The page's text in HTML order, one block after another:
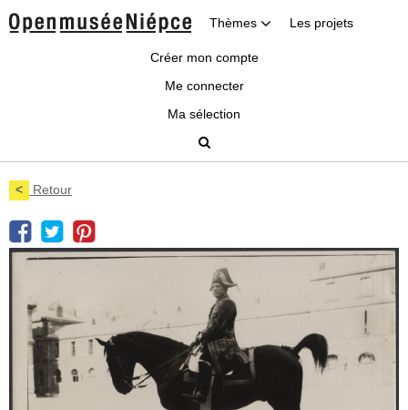
Thèmes Les projets
Créer mon compte
Me connecter
Ma sélection
< Retour